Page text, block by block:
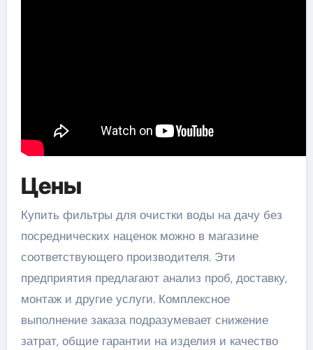
Цены
Купить фильтры для очистки воды на дачу без
посреднических наценок можно в магазине
соответствующего производителя. Эти
предприятия предлагают анализ проб, доставку,
монтаж и другие услуги. Комплексное
выполнение заказа подразумевает снижение
затрат, общие гарантии на изделия и качество